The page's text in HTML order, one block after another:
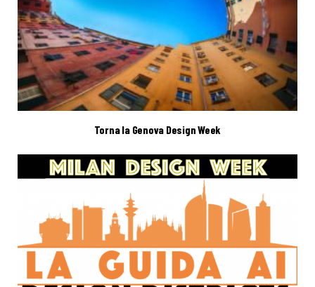
Torna la Genova Design Week